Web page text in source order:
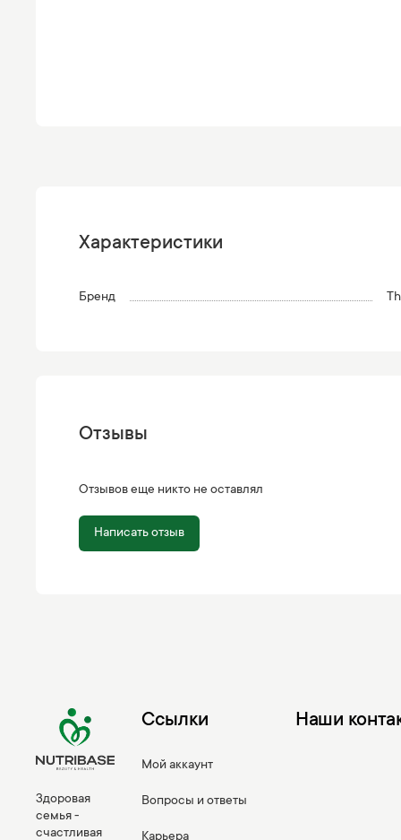
Характеристики
Бренд
Отзывы
Отзывов еще никто не оставлял
Написать отзыв
Здоровая
семья -
счастливая
Ссылки
Мой аккаунт
Вопросы и ответы
Наши